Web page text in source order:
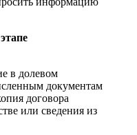
в долевом
документам
договора
или сведения из